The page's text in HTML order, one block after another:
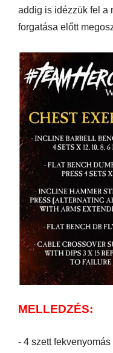
addig is idézzük fel a
forgatása előtt
MELLEDZÉS:
- 4 szett